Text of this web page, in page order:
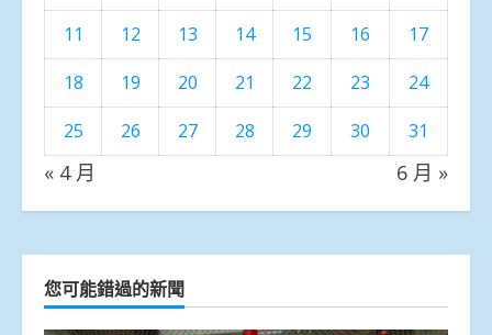
11
12 13 14 15 16
17
18
19 20 21 22 23
24
25
26 27 28 29 30 31
« 4 月 6 月 »
您可能錯過的新聞